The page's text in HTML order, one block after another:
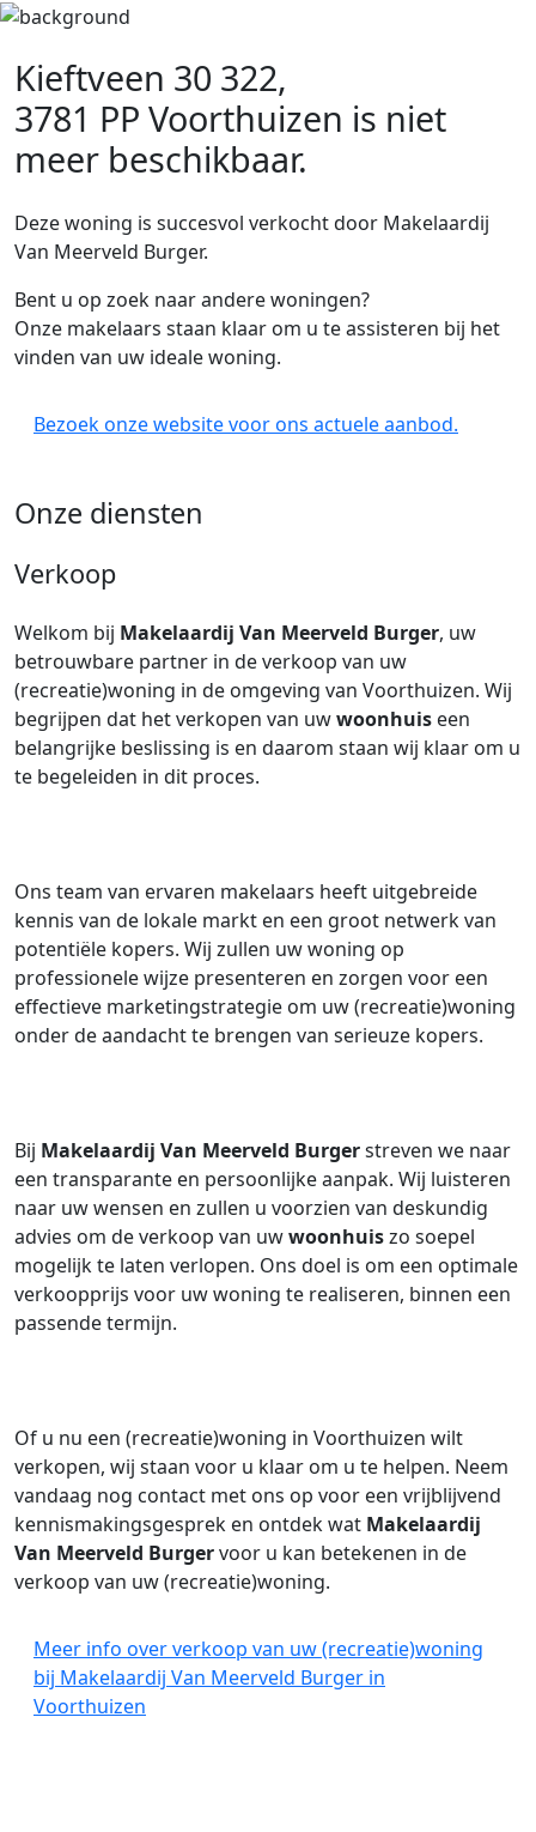
Kieftveen 30 322,
3781 PP Voorthuizen is niet
meer beschikbaar.
Deze woning is succesvol verkocht door Makelaardij
Van Meerveld Burger.
Bent u op zoek naar andere woningen?
Onze makelaars staan klaar om u te assisteren bij het
vinden van uw ideale woning.
Bezoek onze website voor ons actuele aanbod.
Onze diensten
Verkoop
Welkom bij Makelaardij Van Meerveld Burger, uw
betrouwbare partner in de verkoop van uw
(recreatie)woning in de omgeving van Voorthuizen. Wij
begrijpen dat het verkopen van uwwoonhuis een
belangrijke beslissing is en daarom staan wij klaar om u
te begeleiden in dit proces.
Ons team van ervaren makelaars heeft uitgebreide
kennis van de lokale markt en een groot netwerk van
potentiële kopers. Wij zullen uw woning op
professionele wijze presenteren en zorgen voor een
effectieve marketingstrategie om uw (recreatie)woning
onder de aandacht te brengen van serieuze kopers.
Bij Makelaardij Van Meerveld Burgerstreven we naar
een transparante en persoonlijke aanpak. Wij luisteren
naar uw wensen en zullen u voorzien van deskundig
advies om de verkoop van uwwoonhuiszo soepel
mogelijk te laten verlopen. Ons doel is om een optimale
verkoopprijs voor uw woning te realiseren, binnen een
passende termijn.
Of u nu een (recreatie)woning in Voorthuizen wilt
verkopen, wij staan voor u klaar om u te helpen. Neem
vandaag nog contact met ons op voor een vrijblijvend
kennismakingsgesprek en ontdek wat Makelaardij
Van Meerveld Burgervoor u kan betekenen in de
verkoop van uw (recreatie)woning.
Meer info over verkoop van uw (recreatie)woning
bij Makelaardij Van Meerveld Burger in
Voorthuizen